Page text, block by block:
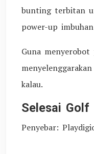
bunting terbitan
power-up
Guna menyerobot
kalau.
Selesai Golf
Penyebar: